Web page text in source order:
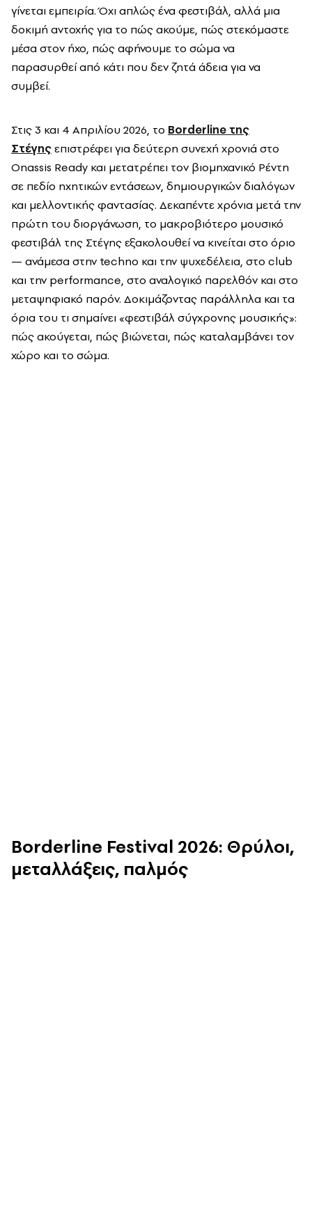
γίνεται εμπειρία. Όχι απλώς ένα φεστιβάλ, αλλά μια
δοκιμή αντοχής για το πώς ακούμε, πώς στεκόμαστε
μέσα στον ήχο, πώς αφήνουμε το σώμα να
παρασυρθεί από κάτι που δεν ζητά άδεια για να
συμβεί.
Στις 3 και 4 Απριλίου 2026, το Borderline της
Στέγηςεπιστρέφει για δεύτερη συνεχή χρονιά στο
Onassis Ready και μετατρέπει τον βιομηχανικό Ρέντη
σε πεδίο ηχητικών εντάσεων, δημιουργικών διαλόγων
και μελλοντικής φαντασίας. Δεκαπέντε χρόνια μετά την
πρώτη του διοργάνωση, το μακροβιότερο μουσικό
φεστιβάλ της Στέγης εξακολουθεί να κινείται στο όριο
— ανάμεσα στην techno και την ψυχεδέλεια, στο club
και την performance, στο αναλογικό παρελθόν και στο
μεταψηφιακό παρόν. Δοκιμάζοντας παράλληλα και τα
όρια του τι σημαίνει «φεστιβάλ σύγχρονης μουσικής»:
πώς ακούγεται, πώς βιώνεται, πώς καταλαμβάνει τον
χώρο και το σώμα.
Borderline Festival 2026: Θρύλοι,
μεταλλάξεις, παλμός